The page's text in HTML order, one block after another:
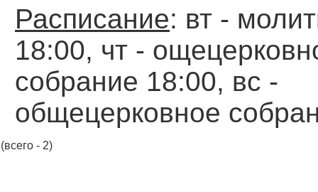
Расписание: вт -
18:00, чт -
собрание 18:00, вс -
общецерковное
(всего - 2)